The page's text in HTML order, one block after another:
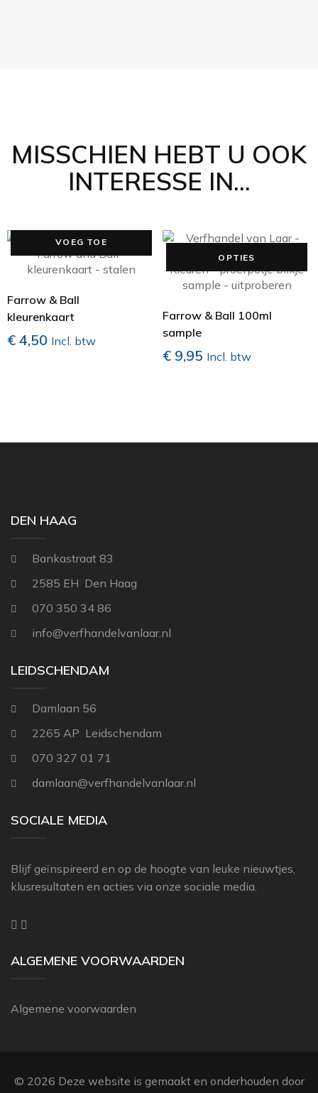
MISSCHIEN HEBT U OOK
INTERESSE IN...
VOEG TOE
Farrow & Ball
kleurenkaart
€ 4,50 Incl. btw
OPTIES
Farrow & Ball 100ml
sample
€ 9,95 Incl. btw
DEN HAAG
Bankastraat 83
2585 EH Den Haag
070 350 34 86
info@verfhandelvanlaar.nl
LEIDSCHENDAM
Damlaan 56
2265 AP Leidschendam
070 327 01 71
damlaan@verfhandelvanlaar.nl
SOCIALE MEDIA
Blijf geïnspireerd en op de hoogte van leuke nieuwtjes,
klusresultaten en acties via onze sociale media.
ALGEMENE VOORWAARDEN
Algemene voorwaarden
© 2026 Deze website is gemaakt en onderhouden door